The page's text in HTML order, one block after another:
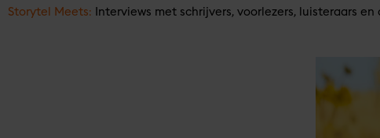
Storytel Meets: Interviews met schrijvers, voorlezers, luisteraars